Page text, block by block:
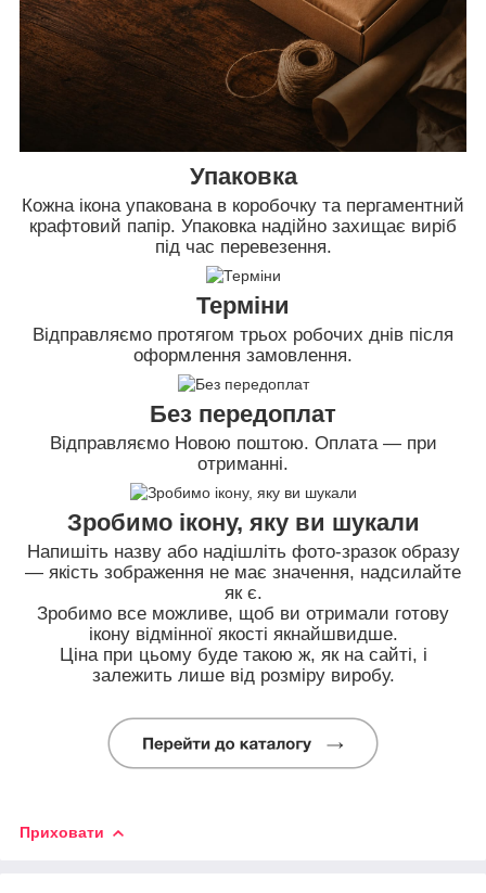
Упаковка
Кожна ікона упакована в коробочку та пергаментний
крафтовий папір. Упаковка надійно захищає виріб
під час перевезення.
Терміни
Відправляємо протягом трьох робочих днів після
оформлення замовлення.
Без передоплат
Відправляємо Новою поштою. Оплата — при
отриманні.
Зробимо ікону, яку ви шукали
Напишіть назву або надішліть фото-зразок образу
— якість зображення не має значення, надсилайте
як є.
Зробимо все можливе, щоб ви отримали готову
ікону відмінної якості якнайшвидше.
Ціна при цьому буде такою ж, як на сайті, і
залежить лише від розміру виробу.
Приховати